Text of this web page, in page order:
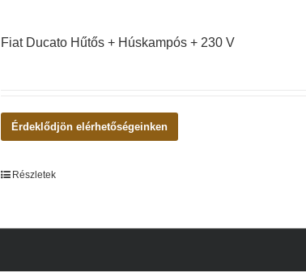
Fiat Ducato Hűtős + Húskampós + 230 V
Érdeklődjön elérhetőségeinken
Részletek